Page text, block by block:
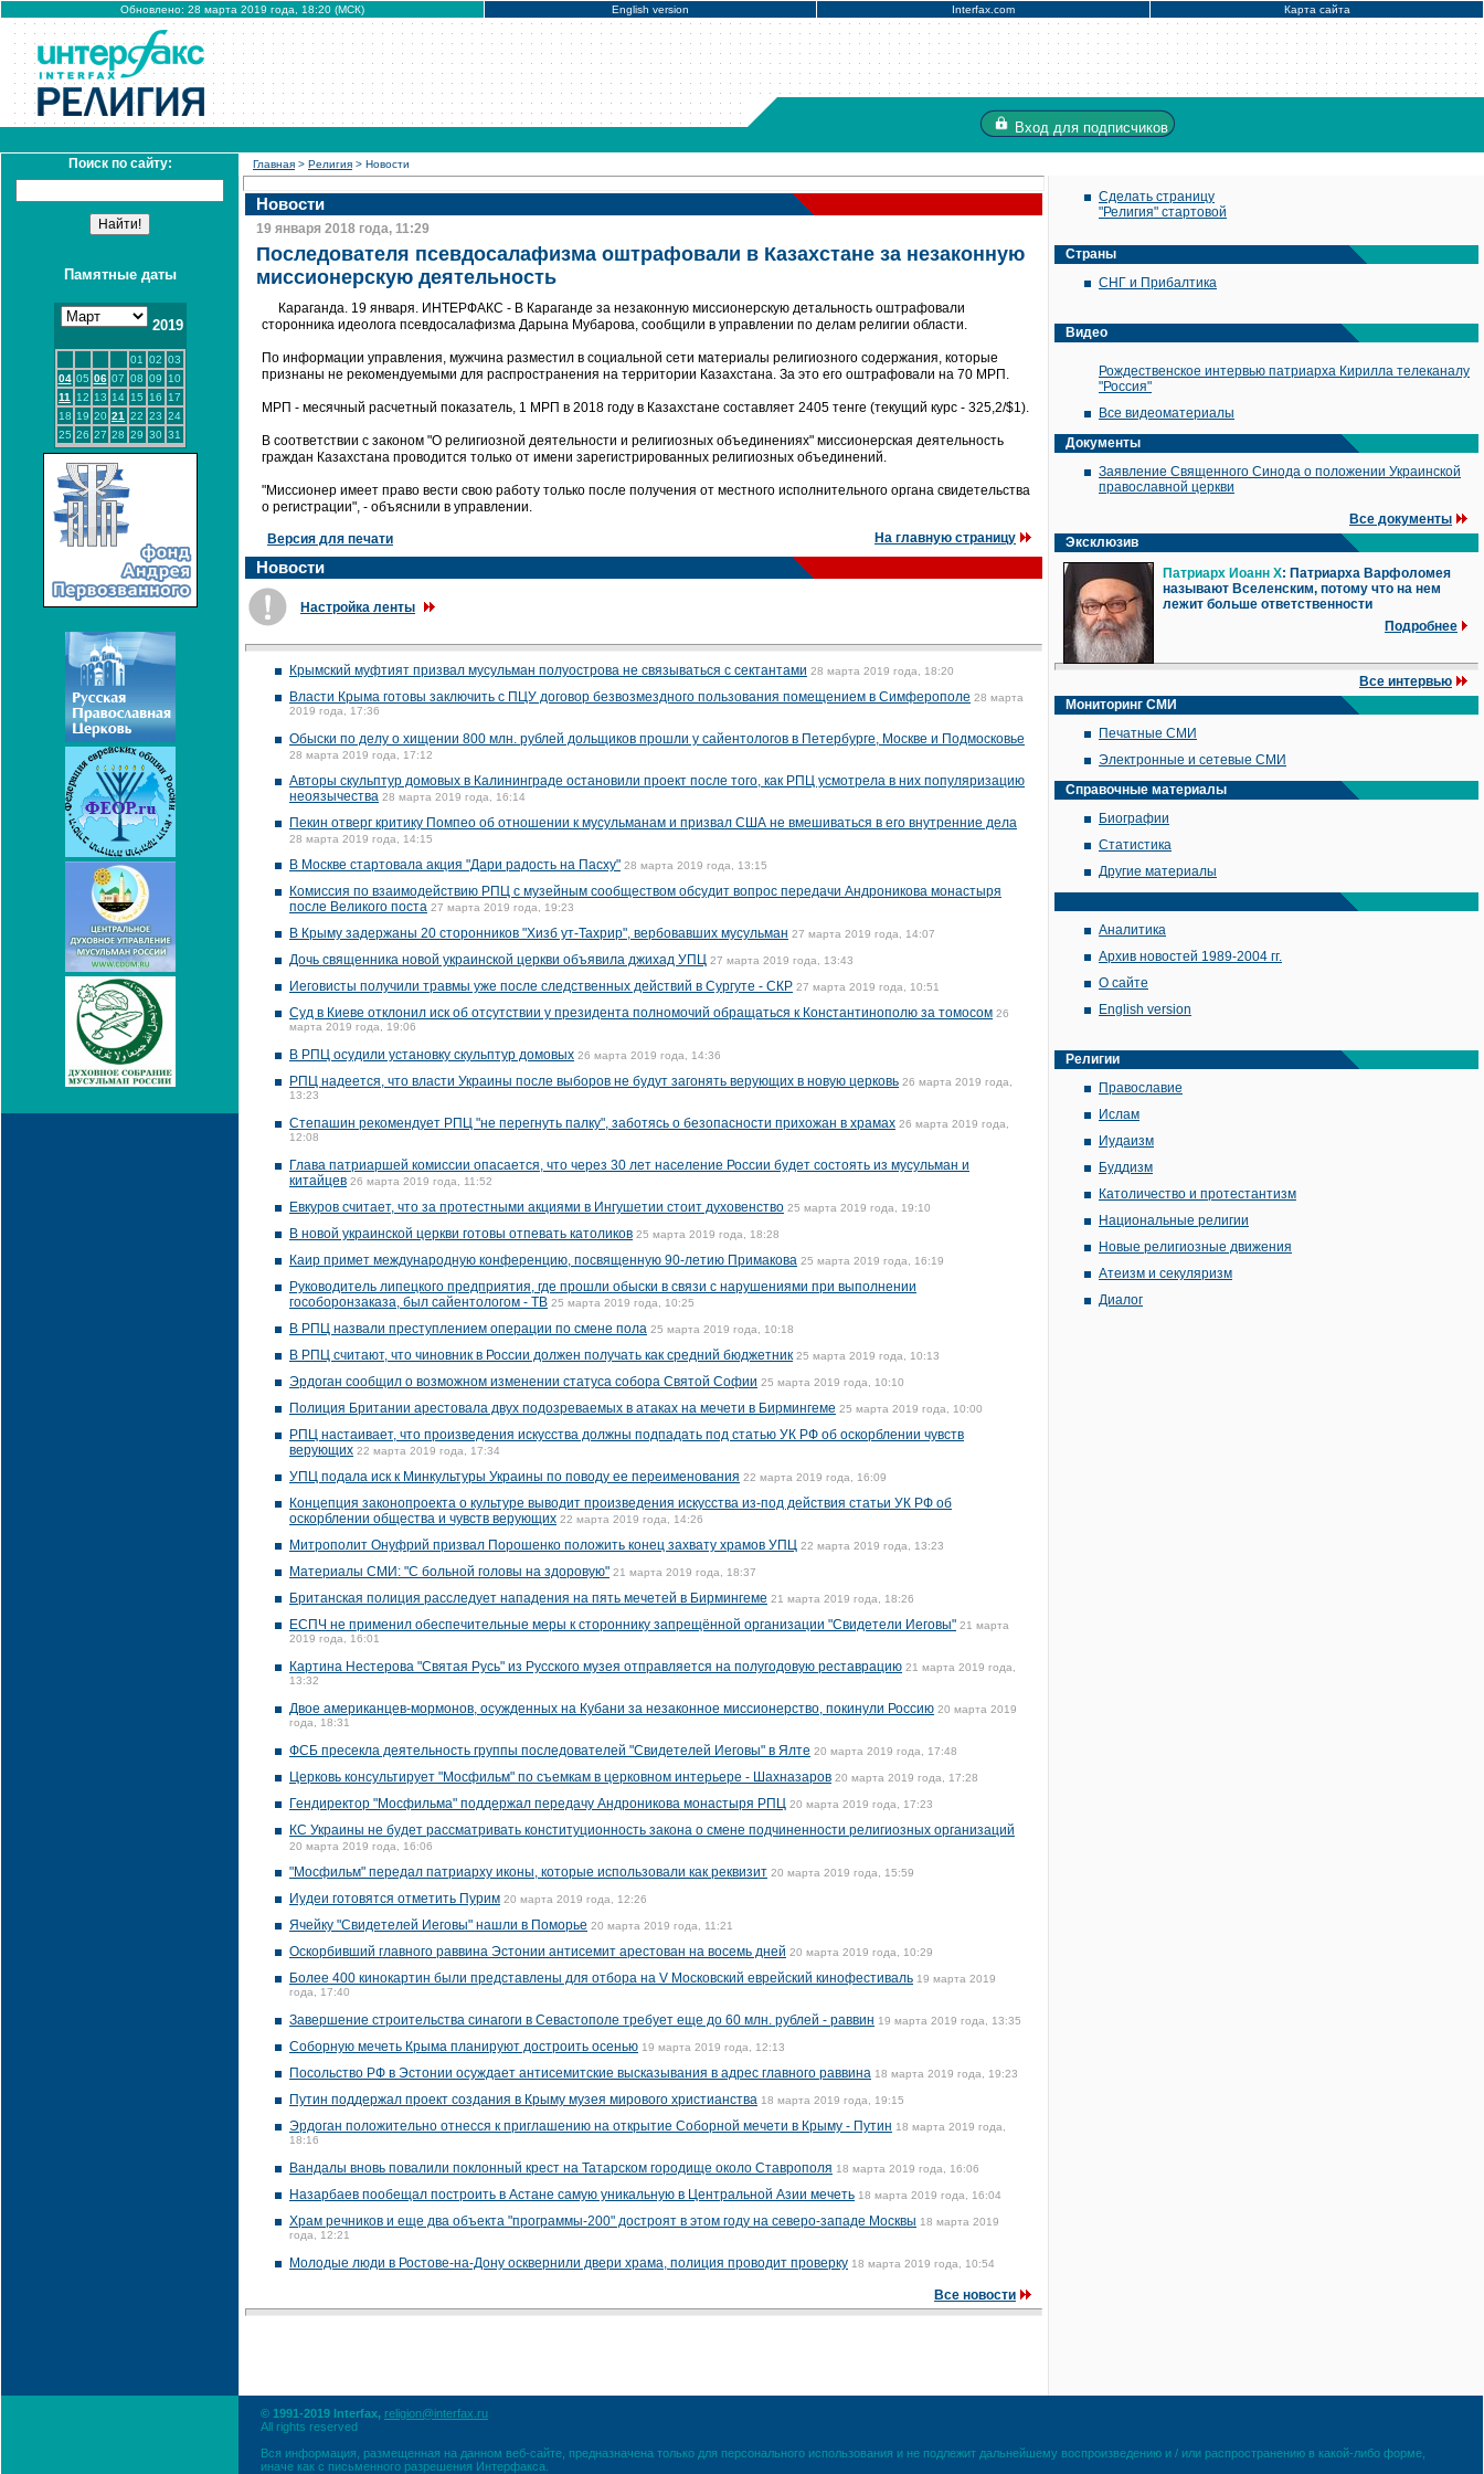
Обновлено: 28 марта 2019 года, 18:20 (МСК) English version Interfax.com Карта сайта
Вход для подписчиков
Поиск по сайту:
Памятные даты
2019
01 02 03
04 05 06 07 08 09
10
11
12 13 14 15 16
17
18 19 20 21 22 23 24
25 26 27 28 29 30 31
Главная > Религия > Новости
Новости
19 января 2018 года, 11:29
Последователя псевдосалафизма оштрафовали в Казахстане за незаконную
миссионерскую деятельность
Караганда. 19 января. ИНТЕРФАКС - В Караганде за незаконную миссионерскую детальность оштрафовали
сторонника идеолога псевдосалафизма Дарына Мубарова, сообщили в управлении по делам религии области.
По информации управления, мужчина разместил в социальной сети материалы религиозного содержания, которые
признаны не рекомендуемыми для распространения на территории Казахстана. За это его оштрафовали на 70 МРП.
МРП - месячный расчетный показатель, 1 МРП в 2018 году в Казахстане составляет 2405 тенге (текущий курс - 325,2/$1).
В соответствии с законом "О религиозной деятельности и религиозных объединениях" миссионерская деятельность
граждан Казахстана проводится только от имени зарегистрированных религиозных объединений.
"Миссионер имеет право вести свою работу только после получения от местного исполнительного органа свидетельства
о регистрации", - объяснили в управлении.
Версия для печати На главную страницу
Новости
Настройка ленты
Крымский муфтият призвал мусульман полуострова не связываться с сектантами 28 марта 2019 года, 18:20
Власти Крыма готовы заключить с ПЦУ договор безвозмездного пользования помещением в Симферополе 28 марта
2019 года, 17:36
Обыски по делу о хищении 800 млн. рублей дольщиков прошли у сайентологов в Петербурге, Москве и Подмосковье
28 марта 2019 года, 17:12
Авторы скульптур домовых в Калининграде остановили проект после того, как РПЦ усмотрела в них популяризацию
неоязычества 28 марта 2019 года, 16:14
Пекин отверг критику Помпео об отношении к мусульманам и призвал США не вмешиваться в его внутренние дела
28 марта 2019 года, 14:15
В Москве стартовала акция "Дари радость на Пасху" 28 марта 2019 года, 13:15
Комиссия по взаимодействию РПЦ с музейным сообществом обсудит вопрос передачи Андроникова монастыря
после Великого поста 27 марта 2019 года, 19:23
В Крыму задержаны 20 сторонников "Хизб ут-Тахрир", вербовавших мусульман 27 марта 2019 года, 14:07
Дочь священника новой украинской церкви объявила джихад УПЦ 27 марта 2019 года, 13:43
Иеговисты получили травмы уже после следственных действий в Сургуте - СКР 27 марта 2019 года, 10:51
Суд в Киеве отклонил иск об отсутствии у президента полномочий обращаться к Константинополю за томосом 26
марта 2019 года, 19:06
В РПЦ осудили установку скульптур домовых 26 марта 2019 года, 14:36
РПЦ надеется, что власти Украины после выборов не будут загонять верующих в новую церковь 26 марта 2019 года,
13:23
Степашин рекомендует РПЦ "не перегнуть палку", заботясь о безопасности прихожан в храмах 26 марта 2019 года,
12:08
Глава патриаршей комиссии опасается, что через 30 лет население России будет состоять из мусульман и
китайцев 26 марта 2019 года, 11:52
Евкуров считает, что за протестными акциями в Ингушетии стоит духовенство 25 марта 2019 года, 19:10
В новой украинской церкви готовы отпевать католиков 25 марта 2019 года, 18:28
Каир примет международную конференцию, посвященную 90-летию Примакова 25 марта 2019 года, 16:19
Руководитель липецкого предприятия, где прошли обыски в связи с нарушениями при выполнении
гособоронзаказа, был сайентологом - ТВ 25 марта 2019 года, 10:25
В РПЦ назвали преступлением операции по смене пола 25 марта 2019 года, 10:18
В РПЦ считают, что чиновник в России должен получать как средний бюджетник 25 марта 2019 года, 10:13
Эрдоган сообщил о возможном изменении статуса собора Святой Софии 25 марта 2019 года, 10:10
Полиция Британии арестовала двух подозреваемых в атаках на мечети в Бирмингеме 25 марта 2019 года, 10:00
РПЦ настаивает, что произведения искусства должны подпадать под статью УК РФ об оскорблении чувств
верующих 22 марта 2019 года, 17:34
УПЦ подала иск к Минкультуры Украины по поводу ее переименования 22 марта 2019 года, 16:09
Концепция законопроекта о культуре выводит произведения искусства из-под действия статьи УК РФ об
оскорблении общества и чувств верующих 22 марта 2019 года, 14:26
Митрополит Онуфрий призвал Порошенко положить конец захвату храмов УПЦ 22 марта 2019 года, 13:23
Материалы СМИ: "С больной головы на здоровую" 21 марта 2019 года, 18:37
Британская полиция расследует нападения на пять мечетей в Бирмингеме 21 марта 2019 года, 18:26
ЕСПЧ не применил обеспечительные меры к стороннику запрещённой организации "Свидетели Иеговы" 21 марта
2019 года, 16:01
Картина Нестерова "Святая Русь" из Русского музея отправляется на полугодовую реставрацию 21 марта 2019 года,
13:32
Двое американцев-мормонов, осужденных на Кубани за незаконное миссионерство, покинули Россию 20 марта 2019
года, 18:31
ФСБ пресекла деятельность группы последователей "Свидетелей Иеговы" в Ялте 20 марта 2019 года, 17:48
Церковь консультирует "Мосфильм" по съемкам в церковном интерьере - Шахназаров 20 марта 2019 года, 17:28
Гендиректор "Мосфильма" поддержал передачу Андроникова монастыря РПЦ 20 марта 2019 года, 17:23
КС Украины не будет рассматривать конституционность закона о смене подчиненности религиозных организаций
20 марта 2019 года, 16:06
"Мосфильм" передал патриарху иконы, которые использовали как реквизит 20 марта 2019 года, 15:59
Иудеи готовятся отметить Пурим 20 марта 2019 года, 12:26
Ячейку "Свидетелей Иеговы" нашли в Поморье 20 марта 2019 года, 11:21
Оскорбивший главного раввина Эстонии антисемит арестован на восемь дней 20 марта 2019 года, 10:29
Более 400 кинокартин были представлены для отбора на V Московский еврейский кинофестиваль 19 марта 2019
года, 17:40
Завершение строительства синагоги в Севастополе требует еще до 60 млн. рублей - раввин 19 марта 2019 года, 13:35
Соборную мечеть Крыма планируют достроить осенью 19 марта 2019 года, 12:13
Посольство РФ в Эстонии осуждает антисемитские высказывания в адрес главного раввина 18 марта 2019 года, 19:23
Путин поддержал проект создания в Крыму музея мирового христианства 18 марта 2019 года, 19:15
Эрдоган положительно отнесся к приглашению на открытие Соборной мечети в Крыму - Путин 18 марта 2019 года,
18:16
Вандалы вновь повалили поклонный крест на Татарском городище около Ставрополя 18 марта 2019 года, 16:06
Назарбаев пообещал построить в Астане самую уникальную в Центральной Азии мечеть 18 марта 2019 года, 16:04
Храм речников и еще два объекта "программы-200" достроят в этом году на северо-западе Москвы 18 марта 2019
года, 12:21
Молодые люди в Ростове-на-Дону осквернили двери храма, полиция проводит проверку 18 марта 2019 года, 10:54
Все новости
Сделать страницу
"Религия" стартовой
Страны
СНГ и Прибалтика
Видео
Рождественское интервью патриарха Кирилла телеканалу
"Россия"
Все видеоматериалы
Документы
Заявление Священного Синода о положении Украинской
православной церкви
Все документы
Эксклюзив
Патриарх Иоанн X: Патриарха Варфоломея
называют Вселенским, потому что на нем
лежит больше ответственности
Подробнее
Все интервью
Мониторинг СМИ
Печатные СМИ
Электронные и сетевые СМИ
Справочные материалы
Биографии
Статистика
Другие материалы
Аналитика
Архив новостей 1989-2004 гг.
О сайте
English version
Религии
Православие
Ислам
Иудаизм
Буддизм
Католичество и протестантизм
Национальные религии
Новые религиозные движения
Атеизм и секуляризм
Диалог
© 1991-2019 Interfax, religion@interfax.ru
All rights reserved
Вся информация, размещенная на данном веб-сайте, предназначена только для персонального использования и не подлежит дальнейшему воспроизведению и / или распространению в какой-либо форме,
иначе как с письменного разрешения Интерфакса.